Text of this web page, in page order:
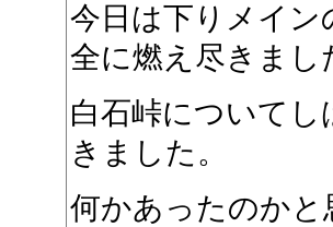
今日は下りメイ
全に燃え尽きまし
白石峠について
きました。
何かあったのか